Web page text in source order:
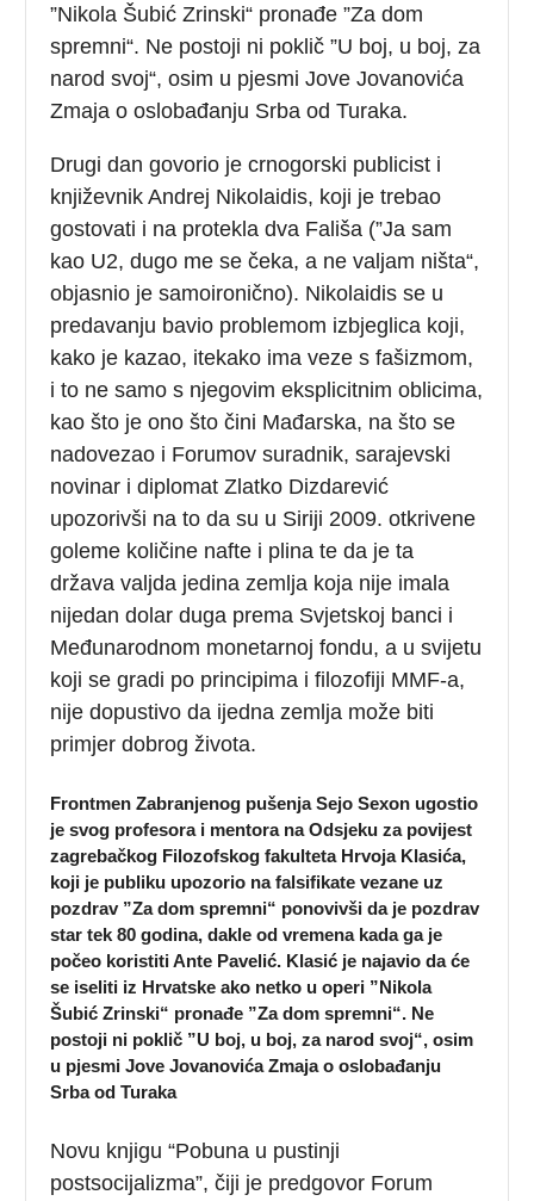
”Nikola Šubić Zrinski“ pronađe ”Za dom
spremni“. Ne postoji ni poklič ”U boj, u boj, za
narod svoj“, osim u pjesmi Jove Jovanovića
Zmaja o oslobađanju Srba od Turaka.
Drugi dan govorio je crnogorski publicist i
književnik Andrej Nikolaidis, koji je trebao
gostovati i na protekla dva Fališa (”Ja sam
kao U2, dugo me se čeka, a ne valjam ništa“,
objasnio je samoironično). Nikolaidis se u
predavanju bavio problemom izbjeglica koji,
kako je kazao, itekako ima veze s fašizmom,
i to ne samo s njegovim eksplicitnim oblicima,
kao što je ono što čini Mađarska, na što se
nadovezao i Forumov suradnik, sarajevski
novinar i diplomat Zlatko Dizdarević
upozorivši na to da su u Siriji 2009. otkrivene
goleme količine nafte i plina te da je ta
država valjda jedina zemlja koja nije imala
nijedan dolar duga prema Svjetskoj banci i
Međunarodnom monetarnoj fondu, a u svijetu
koji se gradi po principima i filozofiji MMF-a,
nije dopustivo da ijedna zemlja može biti
primjer dobrog života.
Frontmen Zabranjenog pušenja Sejo Sexon ugostio
je svog profesora i mentora na Odsjeku za povijest
zagrebačkog Filozofskog fakulteta Hrvoja Klasića,
koji je publiku upozorio na falsifikate vezane uz
pozdrav ”Za dom spremni“ ponovivši da je pozdrav
star tek 80 godina, dakle od vremena kada ga je
počeo koristiti Ante Pavelić. Klasić je najavio da će
se iseliti iz Hrvatske ako netko u operi ”Nikola
Šubić Zrinski“ pronađe ”Za dom spremni“. Ne
postoji ni poklič ”U boj, u boj, za narod svoj“, osim
u pjesmi Jove Jovanovića Zmaja o oslobađanju
Srba od Turaka
Novu knjigu “Pobuna u pustinji
postsocijalizma”, čiji je predgovor Forum